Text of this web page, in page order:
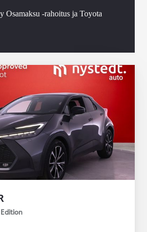
Osamaksu -rahoitus ja Toyota